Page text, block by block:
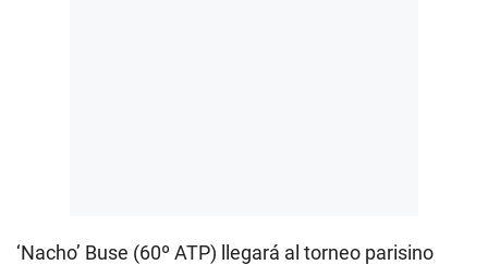
‘Nacho’ Buse (60º ATP) llegará al torneo parisino